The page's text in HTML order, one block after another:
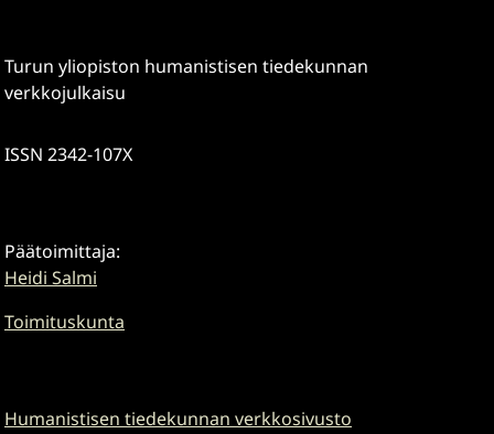
Turun yliopiston humanistisen tiedekunnan
verkkojulkaisu
ISSN 2342-107X
Päätoimittaja:
Heidi Salmi
Toimituskunta
Humanistisen tiedekunnan verkkosivusto